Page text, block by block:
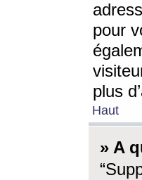
pour
plus
Haut
» A